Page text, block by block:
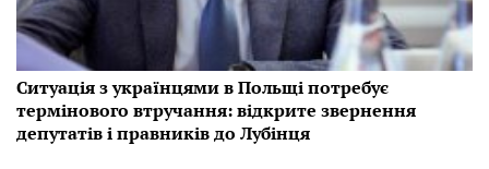
Ситуація з українцями в Польщі потребує
термінового втручання: відкрите звернення
депутатів і правників до Лубінця